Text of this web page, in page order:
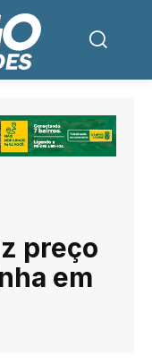
preço
em